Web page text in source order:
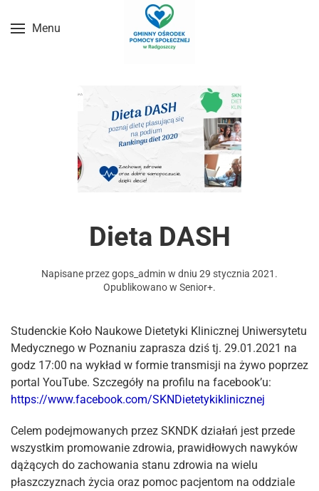
Przejdź do treści głównej
Menu
Dieta DASH
Napisane przezgops_admin w dniu 29 stycznia 2021 .
Opublikowano w Senior+.
Studenckie Koło Naukowe Dietetyki Klinicznej Uniwersytetu
Medycznego w Poznaniu zaprasza dziś tj. 29.01.2021 na
godz 17:00 na wykład w formie transmisji na żywo poprzez
portal YouTube. Szczegóły na profilu na facebook’u:
https://www.facebook.com/SKNDietetykiklinicznej
Celem podejmowanych przez SKNDK działań jest przede
wszystkim promowanie zdrowia, prawidłowych nawyków
dążących do zachowania stanu zdrowia na wielu
płaszczyznach życia oraz pomoc pacjentom na oddziale